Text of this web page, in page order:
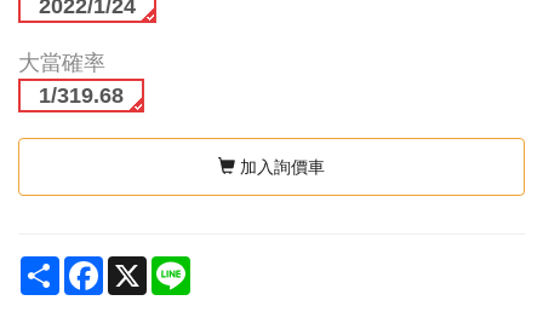
2022/1/24
大當確率
1/319.68
加入詢價車
ShareFacebook
X